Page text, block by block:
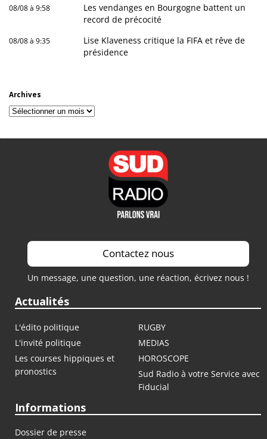
08/08 à 9:58
Les vendanges en Bourgogne battent un
record de précocité
08/08 à 9:35
Lise Klaveness critique la FIFA et rêve de
présidence
Archives
Archives
Contactez nous
Un message, une question, une réaction, écrivez nous !
Actualités
L'édito politique
RUGBY
L'invité politique
MEDIAS
Les courses hippiques et
pronostics
HOROSCOPE
Sud Radio à votre Service avec
Fiducial
Informations
Dossier de presse